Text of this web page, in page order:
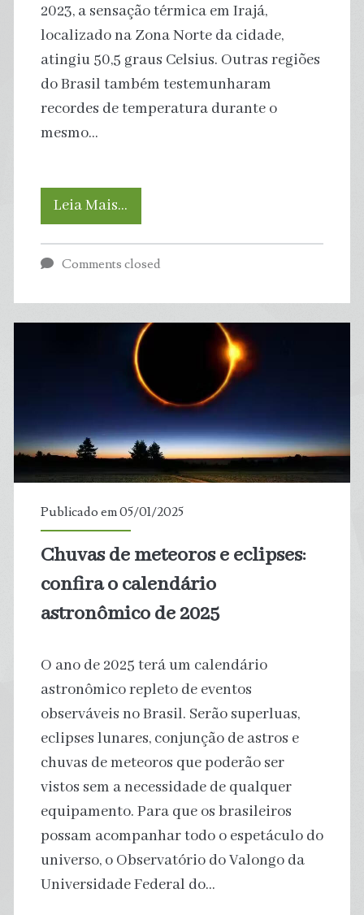
2023, a sensação térmica em Irajá,
localizado na Zona Norte da cidade,
atingiu 50,5 graus Celsius. Outras regiões
do Brasil também testemunharam
recordes de temperatura durante o
mesmo…
Leia Mais…
urbanas
enfrentar
ondas
de
calor
cidades
Comments closed
Publicado em 05/01/2025
Chuvas de meteoros e eclipses:
confira o calendário
astronômico de 2025
O ano de 2025 terá um calendário
astronômico repleto de eventos
observáveis no Brasil. Serão superluas,
eclipses lunares, conjunção de astros e
chuvas de meteoros que poderão ser
vistos sem a necessidade de qualquer
equipamento. Para que os brasileiros
possam acompanhar todo o espetáculo do
universo, o Observatório do Valongo da
Universidade Federal do…